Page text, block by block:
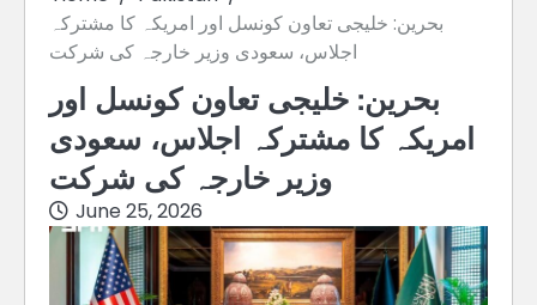
بحرین: خلیجی تعاون کونسل اور امریکہ کا مشترکہ
اجلاس، سعودی وزیر خارجہ کی شرکت
بحرین: خلیجی تعاون کونسل اور
امریکہ کا مشترکہ اجلاس، سعودی
وزیر خارجہ کی شرکت
June 25, 2026